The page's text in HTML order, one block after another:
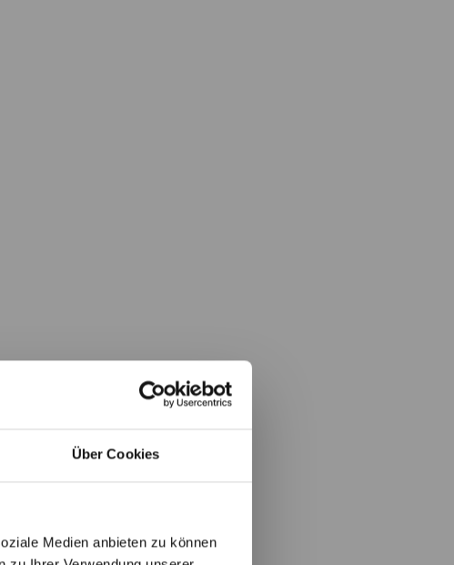
Über Cookies
Medien anbieten zu können